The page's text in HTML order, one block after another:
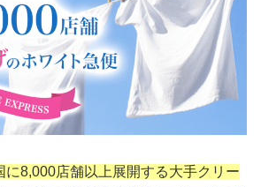
に8,000店舗以上展開する大手クリー